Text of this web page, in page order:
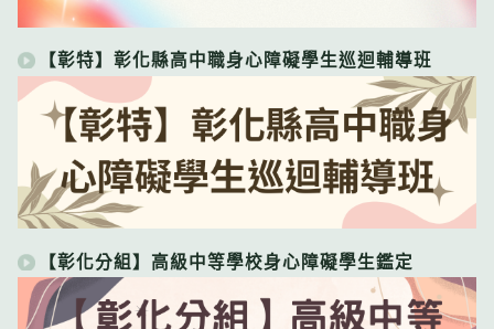
【彰特】彰化縣高中職身心障礙學生巡迴輔導班
【彰化分組】高級中等學校身心障礙學生鑑定